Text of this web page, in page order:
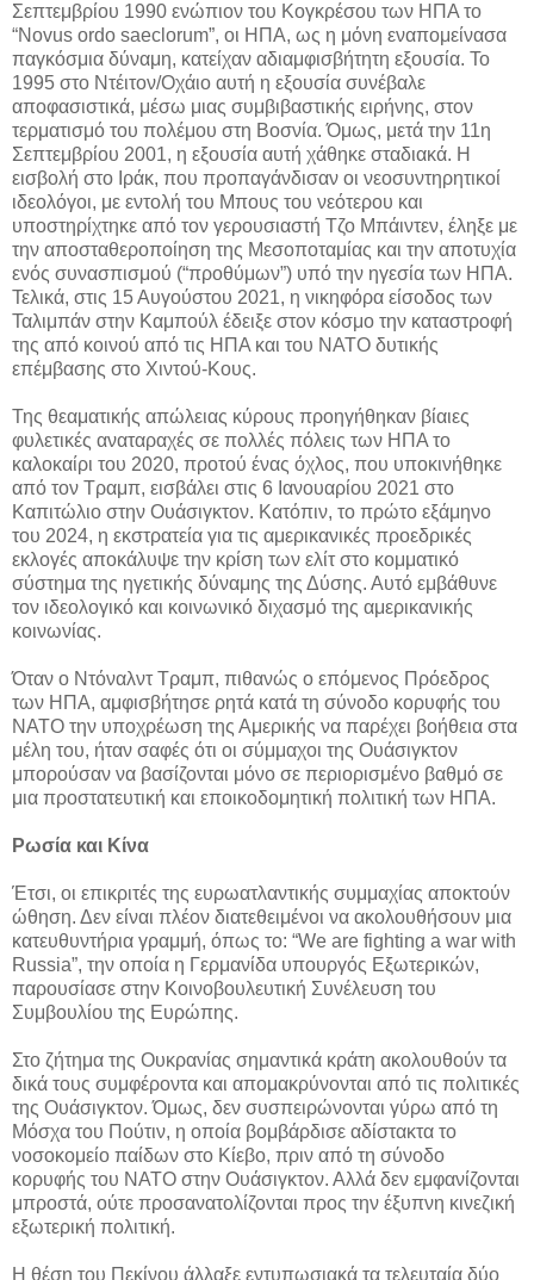
Σεπτεμβρίου 1990 ενώπιον του Κογκρέσου των ΗΠΑ το
“Novus ordo saeclorum”, οι ΗΠΑ, ως η μόνη εναπομείνασα
παγκόσμια δύναμη, κατείχαν αδιαμφισβήτητη εξουσία. Το
1995 στο Ντέιτον/Οχάιο αυτή η εξουσία συνέβαλε
αποφασιστικά, μέσω μιας συμβιβαστικής ειρήνης, στον
τερματισμό του πολέμου στη Βοσνία. Όμως, μετά την 11η
Σεπτεμβρίου 2001, η εξουσία αυτή χάθηκε σταδιακά. Η
εισβολή στο Ιράκ, που προπαγάνδισαν οι νεοσυντηρητικοί
ιδεολόγοι, με εντολή του Μπους του νεότερου και
υποστηρίχτηκε από τον γερουσιαστή Τζο Μπάιντεν, έληξε με
την αποσταθεροποίηση της Μεσοποταμίας και την αποτυχία
ενός συνασπισμού (“προθύμων”) υπό την ηγεσία των ΗΠΑ.
Τελικά, στις 15 Αυγούστου 2021, η νικηφόρα είσοδος των
Ταλιμπάν στην Καμπούλ έδειξε στον κόσμο την καταστροφή
της από κοινού από τις ΗΠΑ και του ΝΑΤΟ δυτικής
επέμβασης στο Χιντού-Κους.
Της θεαματικής απώλειας κύρους προηγήθηκαν βίαιες
φυλετικές αναταραχές σε πολλές πόλεις των ΗΠΑ το
καλοκαίρι του 2020, προτού ένας όχλος, που υποκινήθηκε
από τον Τραμπ, εισβάλει στις 6 Ιανουαρίου 2021 στο
Καπιτώλιο στην Ουάσιγκτον. Κατόπιν, το πρώτο εξάμηνο
του 2024, η εκστρατεία για τις αμερικανικές προεδρικές
εκλογές αποκάλυψε την κρίση των ελίτ στο κομματικό
σύστημα της ηγετικής δύναμης της Δύσης. Αυτό εμβάθυνε
τον ιδεολογικό και κοινωνικό διχασμό της αμερικανικής
κοινωνίας.
Όταν ο Ντόναλντ Τραμπ, πιθανώς ο επόμενος Πρόεδρος
των ΗΠΑ, αμφισβήτησε ρητά κατά τη σύνοδο κορυφής του
ΝΑΤΟ την υποχρέωση της Αμερικής να παρέχει βοήθεια στα
μέλη του, ήταν σαφές ότι οι σύμμαχοι της Ουάσιγκτον
μπορούσαν να βασίζονται μόνο σε περιορισμένο βαθμό σε
μια προστατευτική και εποικοδομητική πολιτική των ΗΠΑ.
Ρωσία και Κίνα
Έτσι, οι επικριτές της ευρωατλαντικής συμμαχίας αποκτούν
ώθηση. Δεν είναι πλέον διατεθειμένοι να ακολουθήσουν μια
κατευθυντήρια γραμμή, όπως το: “We are fighting a war with
Russia”, την οποία η Γερμανίδα υπουργός Εξωτερικών,
παρουσίασε στην Κοινοβουλευτική Συνέλευση του
Συμβουλίου της Ευρώπης.
Στο ζήτημα της Ουκρανίας σημαντικά κράτη ακολουθούν τα
δικά τους συμφέροντα και απομακρύνονται από τις πολιτικές
της Ουάσιγκτον. Όμως, δεν συσπειρώνονται γύρω από τη
Μόσχα του Πούτιν, η οποία βομβάρδισε αδίστακτα το
νοσοκομείο παίδων στο Κίεβο, πριν από τη σύνοδο
κορυφής του ΝΑΤΟ στην Ουάσιγκτον. Αλλά δεν εμφανίζονται
μπροστά, ούτε προσανατολίζονται προς την έξυπνη κινεζική
εξωτερική πολιτική.
Η θέση του Πεκίνου άλλαξε εντυπωσιακά τα τελευταία δύο